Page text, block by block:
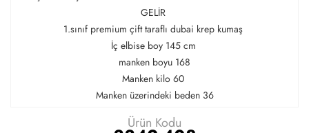
GELİR
1.sınıf premium çift taraflı dubai krep kumaş
İç elbise boy 145 cm
manken boyu 168
Manken kilo 60
Manken üzerindeki beden 36
Ürün Kodu